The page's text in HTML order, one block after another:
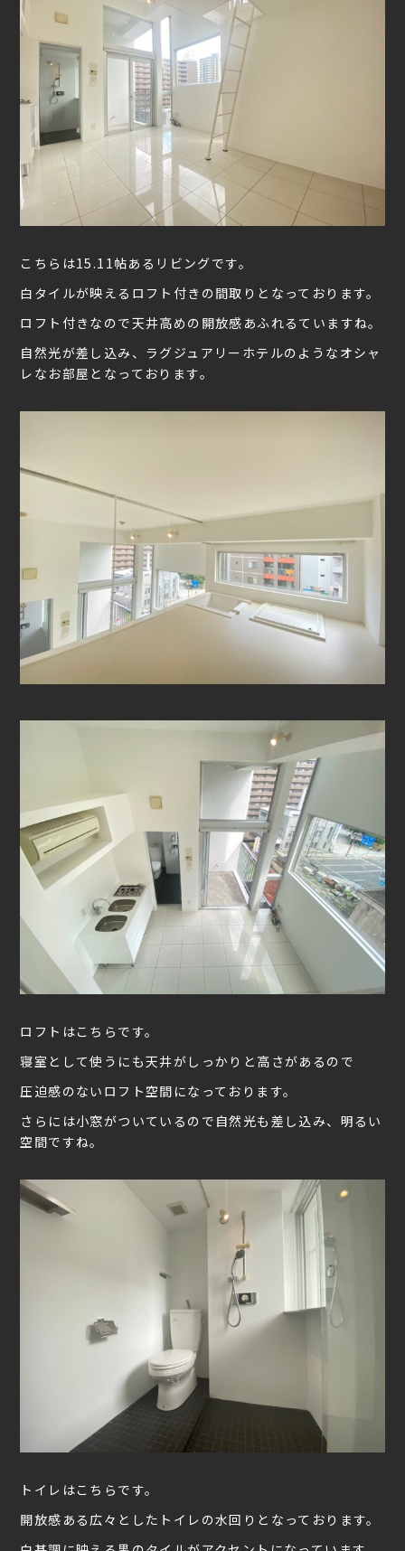
こちらは15.11帖あるリビングです。
白タイルが映えるロフト付きの間取りとなっております。
ロフト付きなので天井高めの開放感あふれるていますね。
自然光が差し込み、ラグジュアリーホテルのようなオシャ
レなお部屋となっております。
ロフトはこちらです。
寝室として使うにも天井がしっかりと高さがあるので
圧迫感のないロフト空間になっております。
さらには小窓がついているので自然光も差し込み、明るい
空間ですね。
トイレはこちらです。
開放感ある広々としたトイレの水回りとなっております。